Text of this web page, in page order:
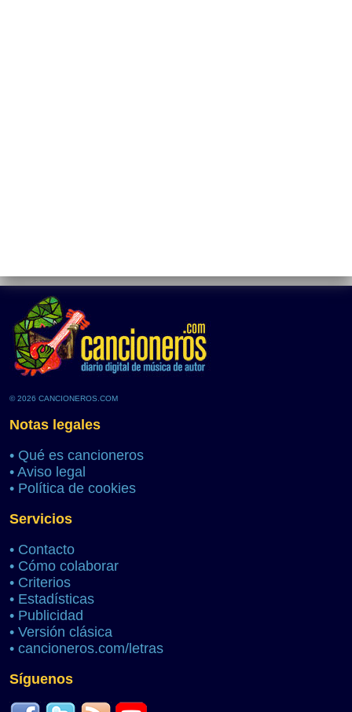
© 2026 CANCIONEROS.COM
Notas legales
• Qué es cancioneros
• Aviso legal
• Política de cookies
Servicios
• Contacto
• Cómo colaborar
• Criterios
• Estadísticas
• Publicidad
• Versión clásica
• cancioneros.com/letras
Síguenos